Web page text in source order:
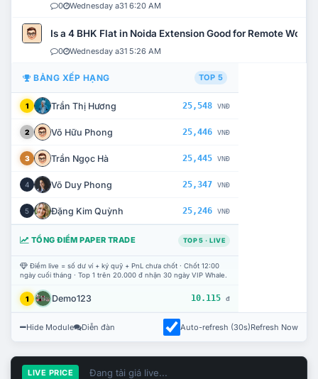
0 Wednesday a31 6:20 AM
Is a 4 BHK Flat in Noida Extension Good for Remote Work?
0 Wednesday a31 5:26 AM
BẢNG XẾP HẠNG TOP 5
1 Trần Thị Hương 25,548 VNĐ
2 Võ Hữu Phong 25,446 VNĐ
3 Trần Ngọc Hà 25,445 VNĐ
4 Võ Duy Phong 25,347 VNĐ
5 Đặng Kim Quỳnh 25,246 VNĐ
TỔNG ĐIỂM PAPER TRADE TOP 5 · LIVE
Điểm live = số dư ví + ký quỹ + PnL chưa chốt · Chốt 12:00
ngày cuối tháng · Top 1 trên 20.000 đ nhận 30 ngày VIP Whale.
1 Demo123 10.115 đ
Hide Module Diễn đàn Auto-refresh (30s)Refresh Now
LIVE PRICE Đang tải giá live...